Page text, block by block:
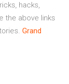
hacks,
the above links
Grand